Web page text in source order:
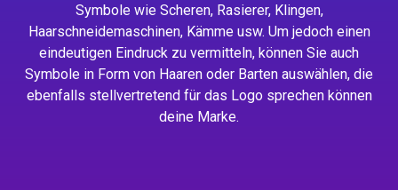
Symbole wie Scheren, Rasierer, Klingen,
Haarschneidemaschinen, Kämme usw. Um jedoch einen
eindeutigen Eindruck zu vermitteln, können Sie auch
Symbole in Form von Haaren oder Barten auswählen, die
ebenfalls stellvertretend für das Logo sprechen können
deine Marke.